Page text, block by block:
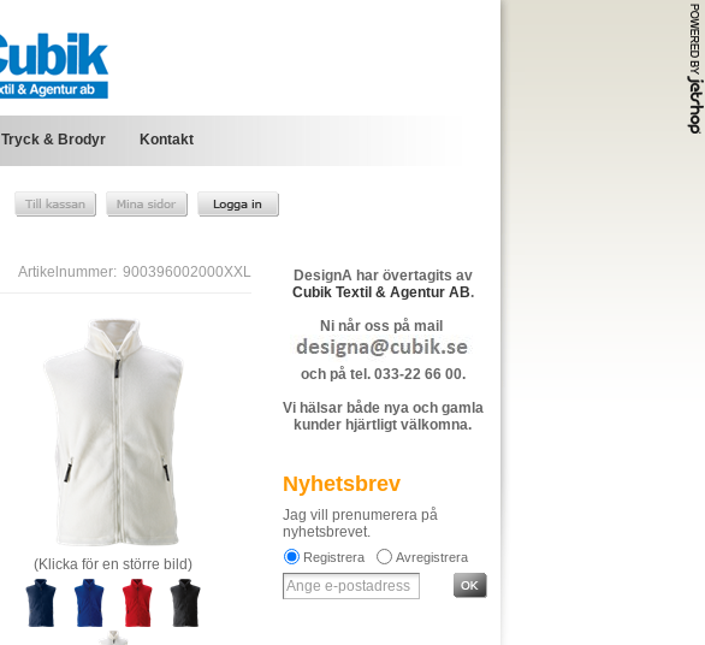
Tryck & Brodyr Kontakt
Artikelnummer: 900396002000XXL
(Klicka för en större bild)
DesignA har övertagits av
Cubik Textil & Agentur AB.
Ni når oss på mail
och på tel. 033-22 66 00.
Vi hälsar både nya och gamla
kunder hjärtligt välkomna.
Nyhetsbrev
Jag vill prenumerera på
nyhetsbrevet.
Registrera Avregistrera